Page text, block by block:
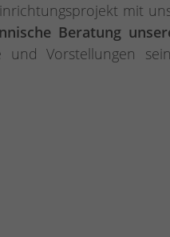
mit
Beratung
Vorstellungen